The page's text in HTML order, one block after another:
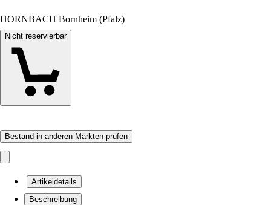
HORNBACH Bornheim (Pfalz)
Nicht reservierbar
Bestand in anderen Märkten prüfen
Artikeldetails
Beschreibung